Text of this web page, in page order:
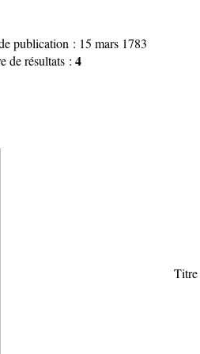
publication : 15 mars 1783
de résultats : 4
Titre